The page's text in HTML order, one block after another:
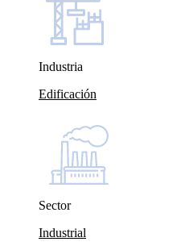
Industria
Edificación
Sector
Industrial